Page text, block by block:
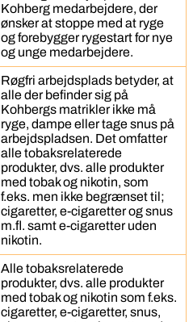
Kohberg medarbejdere, der
ønsker at stoppe med at ryge
og forebygger rygestart for nye
og unge medarbejdere.
Røgfri arbejdsplads betyder, at
alle der befinder sig på
Kohbergs matrikler ikke må
ryge, dampe eller tage snus på
arbejdspladsen. Det omfatter
alle tobaksrelaterede
produkter, dvs. alle produkter
med tobak og nikotin, som
f.eks. men ikke begrænset til;
cigaretter, e-cigaretter og snus
m.fl. samt e-cigaretter uden
nikotin.
Alle tobaksrelaterede
produkter, dvs. alle produkter
med tobak og nikotin som f.eks.
cigaretter, e-cigaretter, snus,